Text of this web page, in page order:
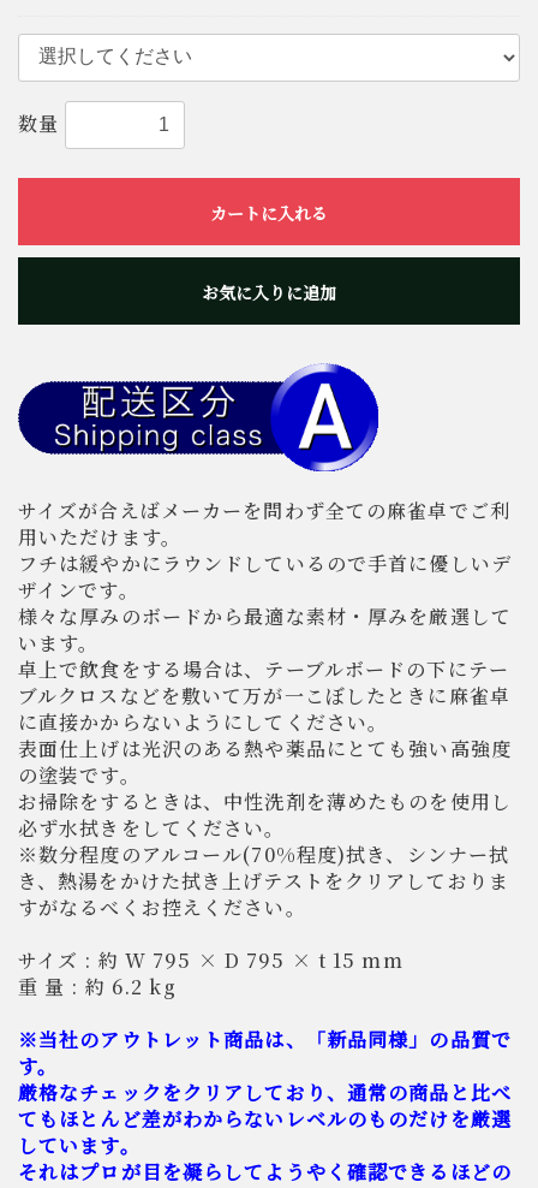
数量
カートに入れる
お気に入りに追加
サイズが合えばメーカーを問わず全ての麻雀卓でご利
用いただけます。
フチは緩やかにラウンドしているので手首に優しいデ
ザインです。
様々な厚みのボードから最適な素材・厚みを厳選して
います。
卓上で飲食をする場合は、テーブルボードの下にテー
ブルクロスなどを敷いて万が一こぼしたときに麻雀卓
に直接かからないようにしてください。
表面仕上げは光沢のある熱や薬品にとても強い高強度
の塗装です。
お掃除をするときは、中性洗剤を薄めたものを使用し
必ず水拭きをしてください。
※数分程度のアルコール(70%程度)拭き、シンナー拭
き、熱湯をかけた拭き上げテストをクリアしておりま
すがなるべくお控えください。
サイズ : 約 W 795 × D 795 × t 15 mm
重 量 : 約 6.2 kg
※当社のアウトレット商品は、「新品同様」の品質で
す。
厳格なチェックをクリアしており、通常の商品と比べ
てもほとんど差がわからないレベルのものだけを厳選
しています。
それはプロが目を凝らしてようやく確認できるほどの